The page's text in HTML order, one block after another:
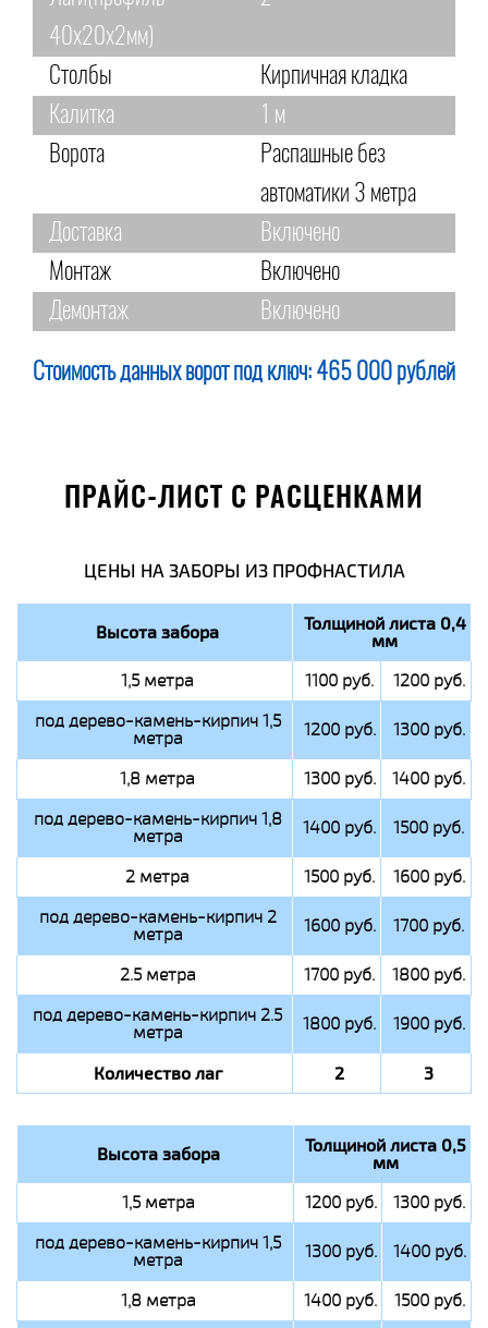
40х20х2мм)
Столбы
Кирпичная кладка
Калитка
1 м
Ворота
Распашные без
автоматики 3 метра
Доставка
Включено
Монтаж
Включено
Демонтаж
Включено
Стоимость данных ворот под ключ: 465 000 рублей
ПРАЙС-ЛИСТ С РАСЦЕНКАМИ
ЦЕНЫ НА ЗАБОРЫ ИЗ ПРОФНАСТИЛА
Высота забора Толщиной листа 0,4
мм
1,5 метра 1100 руб.
1200 руб.
под дерево-камень-кирпич 1,5
метра 1200 руб. 1300 руб.
1,8 метра 1300 руб.
1400 руб.
под дерево-камень-кирпич 1,8
метра 1400 руб. 1500 руб.
2 метра 1500 руб.
1600 руб.
под дерево-камень-кирпич 2
метра 1600 руб. 1700 руб.
2.5 метра 1700 руб.
1800 руб.
под дерево-камень-кирпич 2.5
метра 1800 руб. 1900 руб.
Количество лаг 2 3
Высота забора Толщиной листа 0,5
мм
1,5 метра 1200 руб.
1300 руб.
под дерево-камень-кирпич 1,5
метра 1300 руб. 1400 руб.
1,8 метра 1400 руб.
1500 руб.